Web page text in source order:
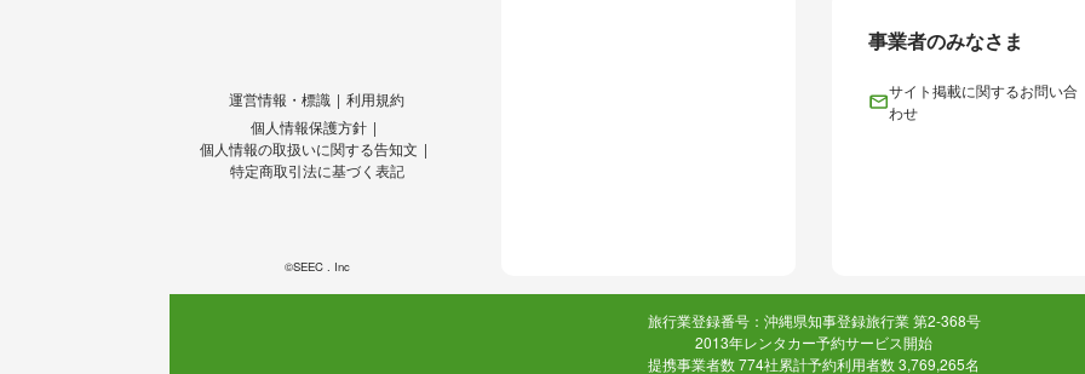
事業者のみなさま
サイト掲載に関するお問い合
わせ
運営情報・標識
利用規約
個人情報保護方針
個人情報の取扱いに関する告知文
特定商取引法に基づく表記
©SEEC . Inc
旅行業登録番号：沖縄県知事登録旅行業 第2-368号
2013年レンタカー予約サービス開始
提携事業者数 774社累計予約利用者数 3,769,265名